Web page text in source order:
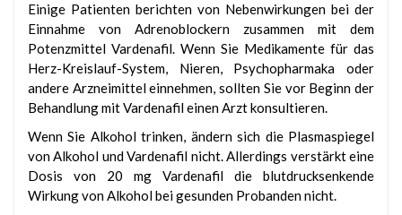
Einige Patienten berichten von Nebenwirkungen bei der
Einnahme von Adrenoblockern zusammen mit dem
Potenzmittel Vardenafil. Wenn Sie Medikamente für das
Herz-Kreislauf-System, Nieren, Psychopharmaka oder
andere Arzneimittel einnehmen, sollten Sie vor Beginn der
Behandlung mit Vardenafil einen Arzt konsultieren.
Wenn Sie Alkohol trinken, ändern sich die Plasmaspiegel
von Alkohol und Vardenafil nicht. Allerdings verstärkt eine
Dosis von 20 mg Vardenafil die blutdrucksenkende
Wirkung von Alkohol bei gesunden Probanden nicht.